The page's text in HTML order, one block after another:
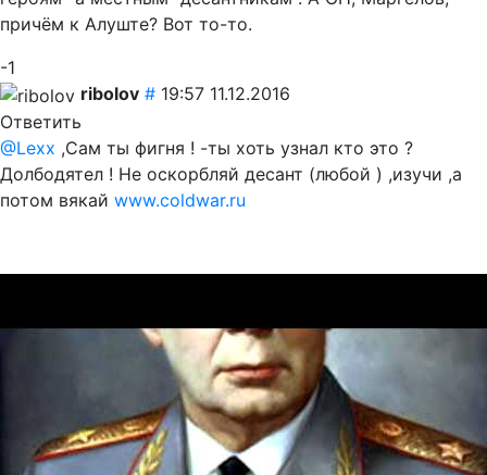
причём к Алуште? Вот то-то.
-1
ribolov # 19:57 11.12.2016
Ответить
@Lexx ,Сам ты фигня ! -ты хоть узнал кто это ?
Долбодятел ! Не оскорбляй десант (любой ) ,изучи ,а
потом вякай www.coldwar.ru